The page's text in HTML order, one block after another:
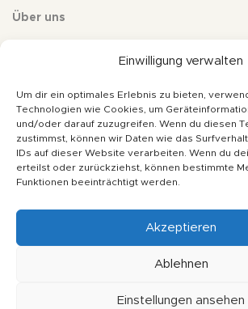
Einwilligung verwalten
Um dir ein optimales Erlebnis zu bieten,
Technologien wie Cookies, um
und/oder darauf zuzugreifen. Wenn du diesen
zustimmst, können wir Daten wie das
IDs auf dieser Website verarbeiten. Wenn du
erteilst oder zurückziehst, können bestimmte
Funktionen beeinträchtigt werden.
Akzeptieren
Ablehnen
Einstellungen ansehen
Über uns
Datenschutz
AGB
* Alle Preise inkl. deutscher Mehrwertsteuer